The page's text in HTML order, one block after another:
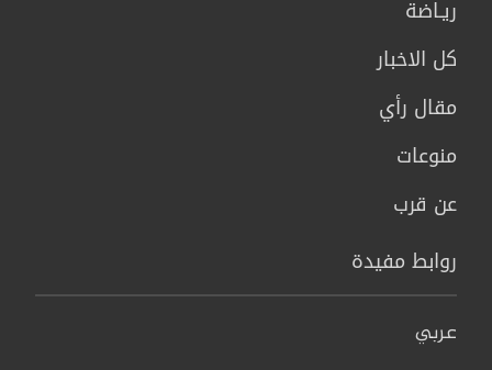
ريـاضة
كل الاخبار
مقال رأي
منوعات
عن قرب
روابط مفيدة
عربي